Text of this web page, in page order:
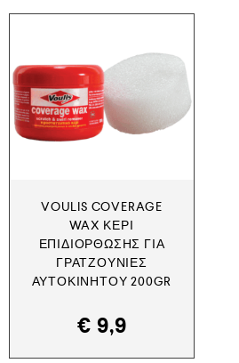
VOULIS COVERAGE
WAX ΚΕΡΊ
ΕΠΙΔΙΌΡΘΩΣΗΣ ΓΙΑ
ΓΡΑΤΖΟΥΝΙΈΣ
ΑΥΤΟΚΙΝΉΤΟΥ 200GR
€ 9,9